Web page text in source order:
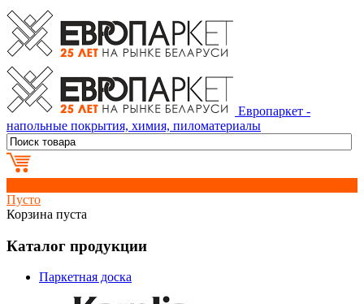
Европаркет -
напольные покрытия, химия, пиломатериалы
Пусто
Корзина пуста
Каталог продукции
Паркетная доска